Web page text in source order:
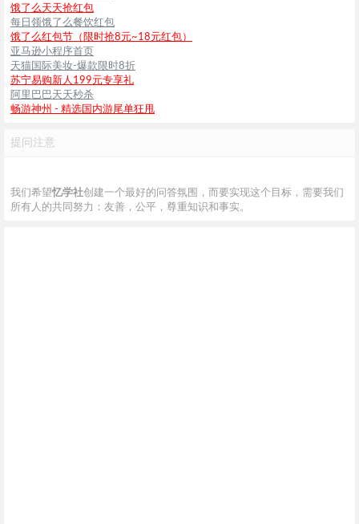
饿了么天天抢红包
每日领饿了么餐饮红包
饿了么红包节（限时抢8元~18元红包）
亚马逊小程序首页
天猫国际美妆-爆款限时8折
苏宁易购新人199元专享礼
阿里巴巴天天秒杀
畅游神州 - 精选国内游尾单狂甩
提问注意
我们希望忆学社创建一个最好的问答氛围，而要实现这个目标，需要我们
所有人的共同努力：友善，公平，尊重知识和事实。